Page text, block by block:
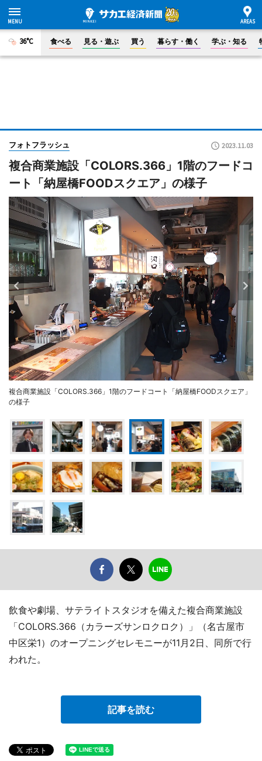
36°C 食べる 見る・遊ぶ 買う 暮らす・働く 学ぶ・知る
フォトフラッシュ 2023.11.03
複合商業施設「COLORS.366」1階のフードコ
ート「納屋橋FOODスクエア」の様子
複合商業施設「COLORS.366」1階のフードコート「納屋橋FOODスクエア」
の様子
飲食や劇場、サテライトスタジオを備えた複合商業施設
「COLORS.366（カラーズサンロクロク）」（名古屋市
中区栄1）のオープニングセレモニーが11月2日、同所で行
われた。
記事を読む